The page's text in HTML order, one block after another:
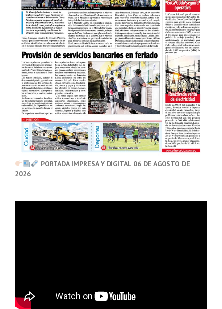
PORTADA IMPRESA Y DIGITAL 06 DE AGOSTO DE
2026